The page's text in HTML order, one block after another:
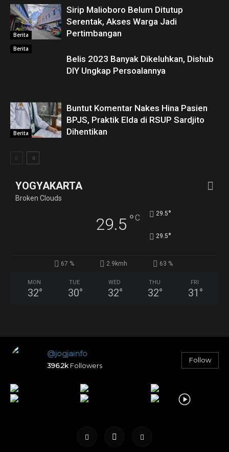
Berita
Sirip Malioboro Belum Ditutup
Serentak, Akses Warga Jadi
Pertimbangan
Berita
Belis 2023 Banyak Dikeluhkan, Dishub
DIY Ungkap Persoalannya
Berita
Buntut Komentar Nakes Hina Pasien
BPJS, Praktik Elda di RSUP Sardjito
Dihentikan
YOGYAKARTA
Broken Clouds
29.5 °C 29.5°
29.5°
67 % 2.9kmh 63 %
MON
32°
TUE
30°
WED
32°
THU
32°
FRI
31 °
@jogjainfo
396.2k Followers
Follow